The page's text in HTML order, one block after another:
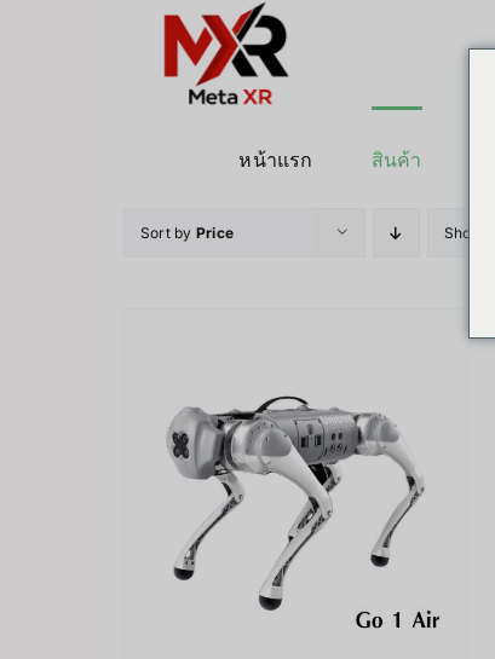
หน้าแรก
สินค้า
Sort by Price Show